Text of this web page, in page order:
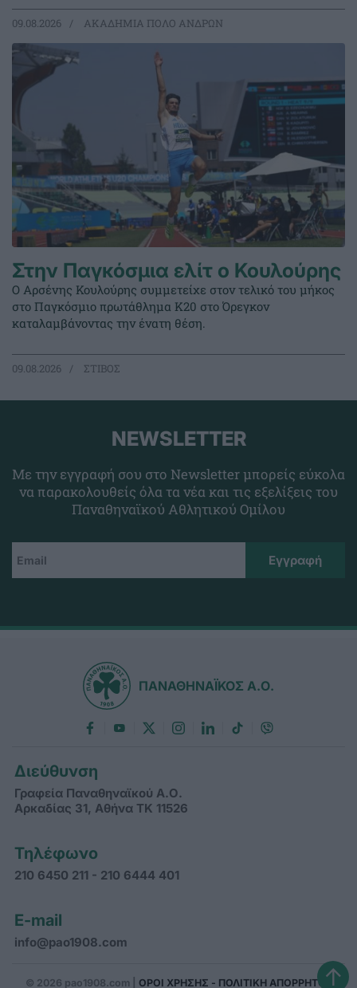
09.08.2026 ΑΚΑΔΗΜΙΑ ΠΟΛΟ ΑΝΔΡΩΝ
Στην Παγκόσμια ελίτ ο Κουλούρης
Ο Αρσένης Κουλούρης συμμετείχε στον τελικό του μήκος
στο Παγκόσμιο πρωτάθλημα Κ20 στο Όρεγκον
καταλαμβάνοντας την ένατη θέση.
09.08.2026 ΣΤΙΒΟΣ
NEWSLETTER
Με την εγγραφή σου στο Newsletter μπορείς εύκολα
να παρακολουθείς όλα τα νέα και τις εξελίξεις του
Παναθηναϊκού Αθλητικού Ομίλου
ΠΑΝΑΘΗΝΑΪΚΟΣ Α.Ο.
Διεύθυνση
Γραφεία Παναθηναϊκού Α.Ο.
Αρκαδίας 31, Αθήνα ΤΚ 11526
Τηλέφωνο
210 6450 211 - 210 6444 401
E-mail
info@pao1908.com
© 2026 pao1908.com | ΟΡΟΙ ΧΡΗΣΗΣ - ΠΟΛΙΤΙΚΗ ΑΠΟΡΡΗΤΟΥ↑